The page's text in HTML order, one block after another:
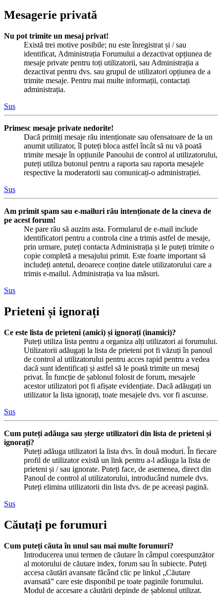
Mesagerie privată
Nu pot trimite un mesaj privat!
Există trei motive posibile; nu este înregistrat și / sau
identificat, Administrația Forumului a dezactivat opțiunea de
mesaje private pentru toți utilizatorii, sau Administrația a
dezactivat pentru dvs. sau grupul de utilizatori opțiunea de a
trimite mesaje. Pentru mai multe informații, contactați
administrația.
Sus
Primesc mesaje private nedorite!
Dacă primiți mesaje rău intenționate sau ofensatoare de la un
anumit utilizator, îl puteți bloca astfel încât să nu vă poată
trimite mesaje în opțiunile Panoului de control al utilizatorului,
puteți utiliza butonul pentru a raporta sau raporta mesajele
respective la moderatorii sau comunicați-o administrației.
Sus
Am primit spam sau e-mailuri rău intenționate de la cineva de
pe acest forum!
Ne pare rău să auzim asta. Formularul de e-mail include
identificatori pentru a controla cine a trimis astfel de mesaje,
prin urmare, puteți contacta Administrația și le puteți trimite o
copie completă a mesajului primit. Este foarte important să
includeți antetul, deoarece conține datele utilizatorului care a
trimis e-mailul. Administrația va lua măsuri.
Sus
Prieteni și ignorați
Ce este lista de prieteni (amici) și ignorați (inamici)?
Puteți utiliza lista pentru a organiza alți utilizatori ai forumului.
Utilizatorii adăugați la lista de prieteni pot fi văzuți în panoul
de control al utilizatorului pentru acces rapid pentru a vedea
dacă sunt identificați și astfel să le poată trimite un mesaj
privat. În funcție de șablonul folosit de forum, mesajele
acestor utilizatori pot fi afișate evidențiate. Dacă adăugați un
utilizator la lista ignorați, toate mesajele dvs. vor fi ascunse.
Sus
Cum puteți adăuga sau șterge utilizatori din lista de prieteni și
ignorați?
Puteți adăuga utilizatori la lista dvs. în două moduri. În fiecare
profil de utilizator există un link pentru a-l adăuga la lista de
prieteni și / sau ignorate. Puteți face, de asemenea, direct din
Panoul de control al utilizatorului, introducând numele dvs.
Puteți elimina utilizatorii din lista dvs. de pe aceeași pagină.
Sus
Căutați pe forumuri
Cum puteți căuta în unul sau mai multe forumuri?
Introducerea unui termen de căutare în câmpul corespunzător
al motorului de căutare index, forum sau în subiecte. Puteți
accesa căutări avansate făcând clic pe linkul „Căutare
avansată” care este disponibil pe toate paginile forumului.
Modul de accesare a căutării depinde de șablonul utilizat.